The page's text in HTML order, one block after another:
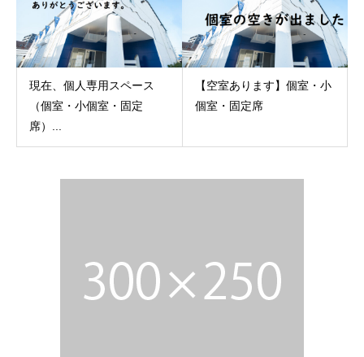
現在、個人専用スペース
（個室・小個室・固定
席）...
【空室あります】個室・小
個室・固定席